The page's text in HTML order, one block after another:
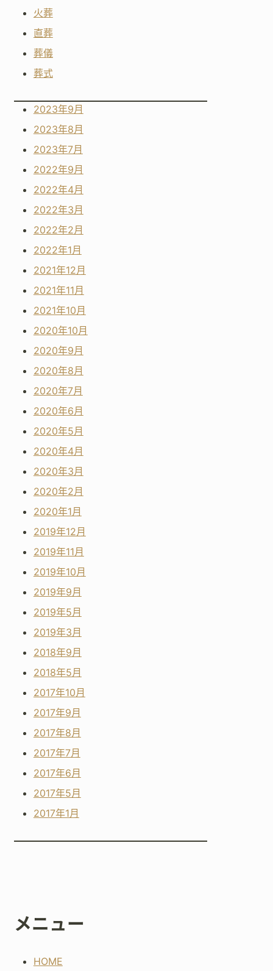
火葬
直葬
葬儀
葬式
2023年9月
2023年8月
2023年7月
2022年9月
2022年4月
2022年3月
2022年2月
2022年1月
2021年12月
2021年11月
2021年10月
2020年10月
2020年9月
2020年8月
2020年7月
2020年6月
2020年5月
2020年4月
2020年3月
2020年2月
2020年1月
2019年12月
2019年11月
2019年10月
2019年9月
2019年5月
2019年3月
2018年9月
2018年5月
2017年10月
2017年9月
2017年8月
2017年7月
2017年6月
2017年5月
2017年1月
メニュー
HOME